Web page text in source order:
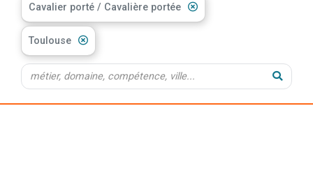
Cavalier porté / Cavalière portée
Toulouse